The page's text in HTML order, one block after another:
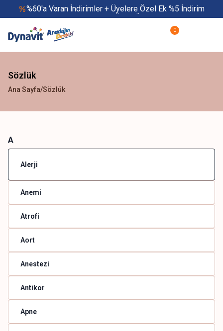
%60'a Varan İndirimler + Üyelere Özel Ek %5 İndirim
Yaz Boyu 500 TL ve Üzeri Ücretsiz Kargo
Yaza Özel Fırsatlar Başladı
0
Sözlük
Ana Sayfa/Sözlük
A
Alerji
Anemi
Atrofi
Aort
Anestezi
Antikor
Apne